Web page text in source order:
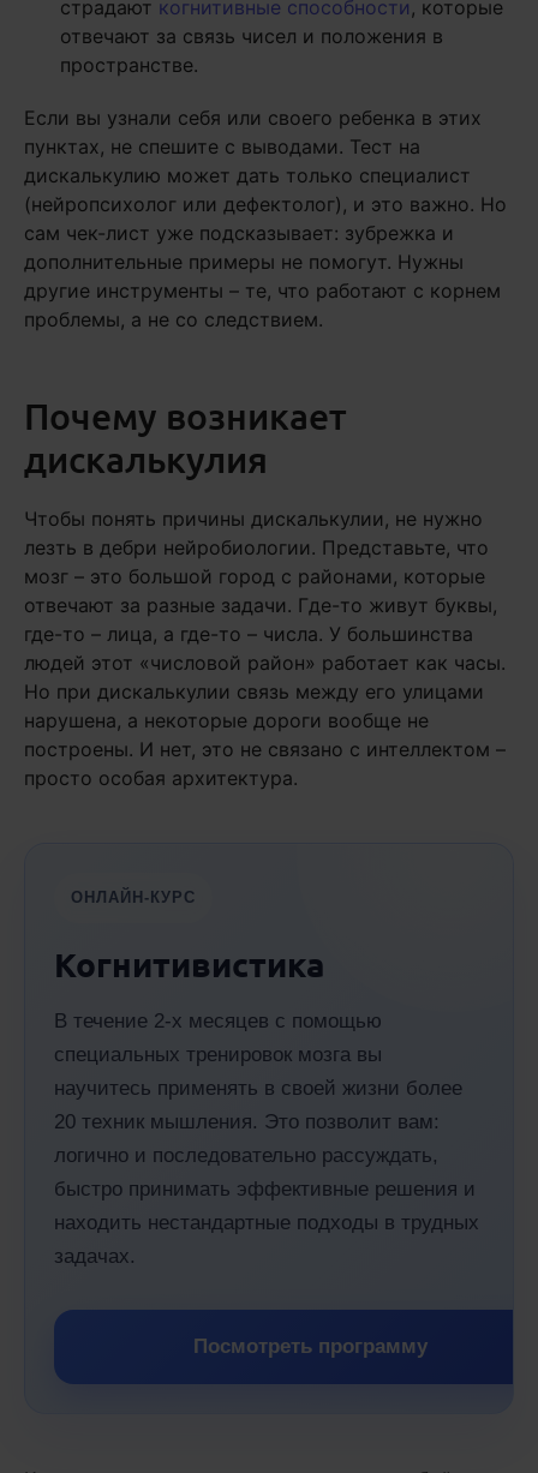
страдают когнитивные способности , которые
отвечают за связь чисел и положения в
пространстве.
Если вы узнали себя или своего ребенка в этих
пунктах, не спешите с выводами. Тест на
дискалькулию может дать только специалист
(нейропсихолог или дефектолог), и это важно. Но
сам чек-лист уже подсказывает: зубрежка и
дополнительные примеры не помогут. Нужны
другие инструменты – те, что работают с корнем
проблемы, а не со следствием.
Почему возникает
дискалькулия
Чтобы понять причины дискалькулии, не нужно
лезть в дебри нейробиологии. Представьте, что
мозг – это большой город с районами, которые
отвечают за разные задачи. Где-то живут буквы,
где-то – лица, а где-то – числа. У большинства
людей этот «числовой район» работает как часы.
Но при дискалькулии связь между его улицами
нарушена, а некоторые дороги вообще не
построены. И нет, это не связано с интеллектом –
просто особая архитектура.
ОНЛАЙН-КУРС
Когнитивистика
В течение 2-х месяцев с помощью
специальных тренировок мозга вы
научитесь применять в своей жизни более
20 техник мышления. Это позволит вам:
логично и последовательно рассуждать,
быстро принимать эффективные решения и
находить нестандартные подходы в трудных
задачах.
Посмотреть программу